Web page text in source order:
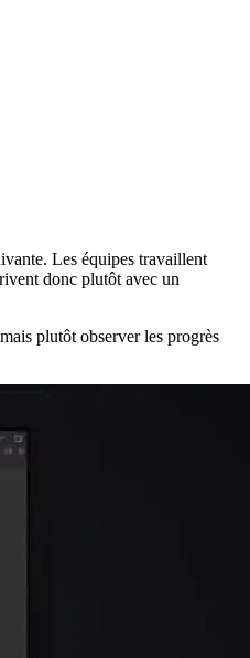
Les équipes travaillent
donc plutôt avec un
plutôt observer les progrès